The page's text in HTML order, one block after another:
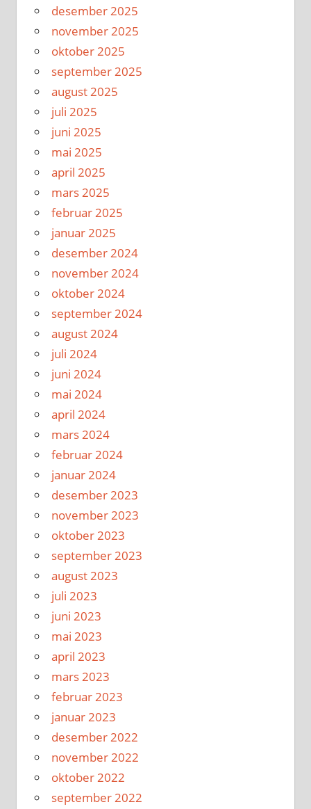
desember 2025
november 2025
oktober 2025
september 2025
august 2025
juli 2025
juni 2025
mai 2025
april 2025
mars 2025
februar 2025
januar 2025
desember 2024
november 2024
oktober 2024
september 2024
august 2024
juli 2024
juni 2024
mai 2024
april 2024
mars 2024
februar 2024
januar 2024
desember 2023
november 2023
oktober 2023
september 2023
august 2023
juli 2023
juni 2023
mai 2023
april 2023
mars 2023
februar 2023
januar 2023
desember 2022
november 2022
oktober 2022
september 2022